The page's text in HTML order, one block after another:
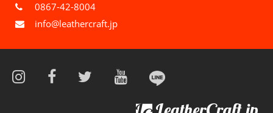
0867-42-8004
info@leathercraft.jp